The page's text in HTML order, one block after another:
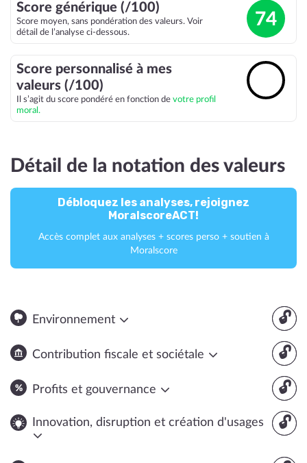
Score générique (/100)
Score moyen, sans pondération des valeurs. Voir
détail de l’analyse ci-dessous.
74
Score personnalisé à mes
valeurs (/100)
Il s’agit du score pondéré en fonction de votre profil
moral.
Détail de la notation des valeurs
Débloquez les analyses, rejoignez
MoralscoreACT!
Accès complet aux analyses + scores perso + soutien à
Moralscore
🔓
Environnement
🔓
Contribution fiscale et sociétale
🔓
Profits et gouvernance
🔓
Innovation, disruption et création d'usages